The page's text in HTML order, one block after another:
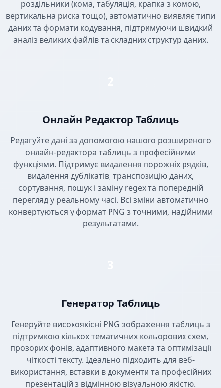
роздільники (кома, табуляція, крапка з комою,
вертикальна риска тощо), автоматично виявляє типи
даних та формати кодування, підтримуючи швидкий
аналіз великих файлів та складних структур даних.
Онлайн Редактор Таблиць
Редагуйте дані за допомогою нашого розширеного
онлайн-редактора таблиць з професійними
функціями. Підтримує видалення порожніх рядків,
видалення дублікатів, транспозицію даних,
сортування, пошук і заміну regex та попередній
перегляд у реальному часі. Всі зміни автоматично
конвертуються у формат PNG з точними, надійними
результатами.
Генератор Таблиць
Генеруйте високоякісні PNG зображення таблиць з
підтримкою кількох тематичних кольорових схем,
прозорих фонів, адаптивного макета та оптимізації
чіткості тексту. Ідеально підходить для веб-
використання, вставки в документи та професійних
презентацій з відмінною візуальною якістю.